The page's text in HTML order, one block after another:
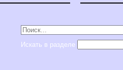
Искать в разделе